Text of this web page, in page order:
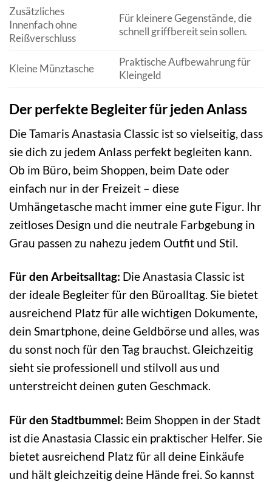
Zusätzliches
Innenfach ohne
Reißverschluss
Für kleinere Gegenstände, die
schnell griffbereit sein sollen.
Kleine Münztasche
Praktische Aufbewahrung für
Kleingeld
Der perfekte Begleiter für jeden Anlass
Die Tamaris Anastasia Classic ist so vielseitig, dass
sie dich zu jedem Anlass perfekt begleiten kann.
Ob im Büro, beim Shoppen, beim Date oder
einfach nur in der Freizeit – diese
Umhängetasche macht immer eine gute Figur. Ihr
zeitloses Design und die neutrale Farbgebung in
Grau passen zu nahezu jedem Outfit und Stil.
Für den Arbeitsalltag: Die Anastasia Classic ist
der ideale Begleiter für den Büroalltag. Sie bietet
ausreichend Platz für alle wichtigen Dokumente,
dein Smartphone, deine Geldbörse und alles, was
du sonst noch für den Tag brauchst. Gleichzeitig
sieht sie professionell und stilvoll aus und
unterstreicht deinen guten Geschmack.
Für den Stadtbummel: Beim Shoppen in der Stadt
ist die Anastasia Classic ein praktischer Helfer. Sie
bietet ausreichend Platz für all deine Einkäufe
und hält gleichzeitig deine Hände frei. So kannst